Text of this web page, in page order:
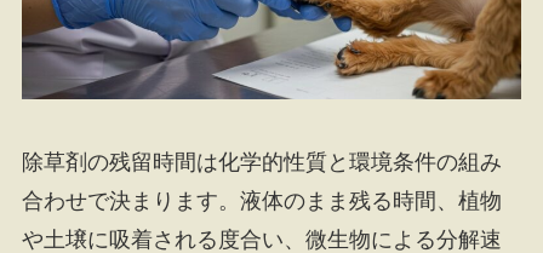
除草剤の残留時間は化学的性質と環境条件の組み
合わせで決まります。液体のまま残る時間、植物
や土壌に吸着される度合い、微生物による分解速